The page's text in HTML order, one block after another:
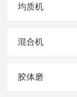
均质机
混合机
胶体磨